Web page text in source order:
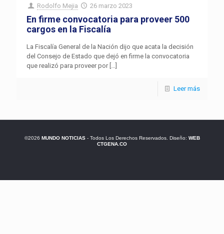
Rodolfo Mejia 26 marzo 2023
En firme convocatoria para proveer 500
cargos en la Fiscalía
La Fiscalía General de la Nación dijo que acata la decisión
del Consejo de Estado que dejó en firme la convocatoria
que realizó para proveer por[…]
Leer más
©2026 MUNDO NOTICIAS- Todos Los Derechos Reservados. Diseño: WEB
CTGENA.CO